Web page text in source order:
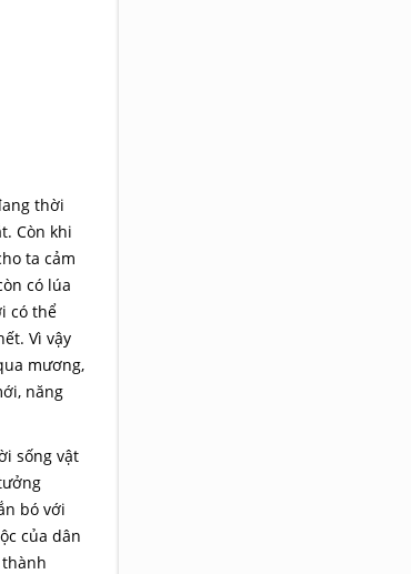
thời
Còn khi
ta cảm
có lúa
có thể
Vì vậy
mương,
năng
sống vật
bó với
của dân